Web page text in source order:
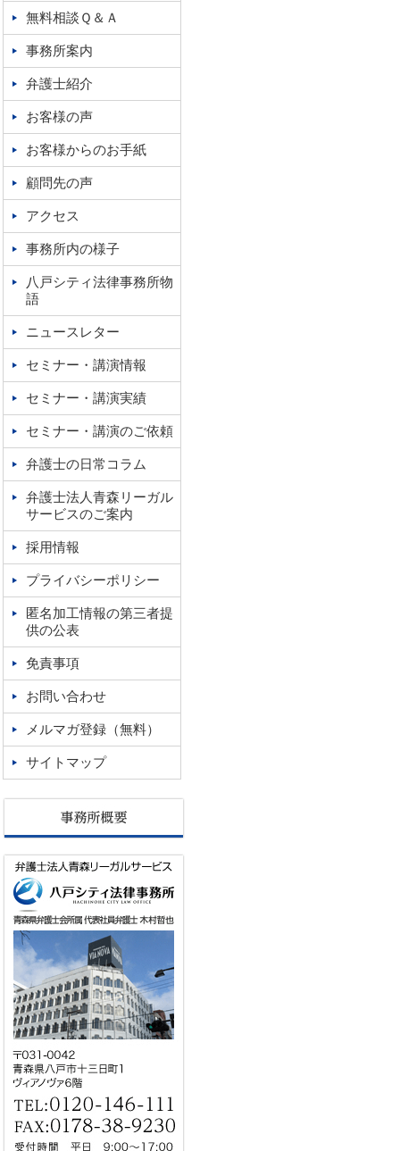
無料相談Ｑ＆Ａ
事務所案内
弁護士紹介
お客様の声
お客様からのお手紙
顧問先の声
アクセス
事務所内の様子
八戸シティ法律事務所物
語
ニュースレター
セミナー・講演情報
セミナー・講演実績
セミナー・講演のご依頼
弁護士の日常コラム
弁護士法人青森リーガル
サービスのご案内
採用情報
プライバシーポリシー
匿名加工情報の第三者提
供の公表
免責事項
お問い合わせ
メルマガ登録（無料）
サイトマップ